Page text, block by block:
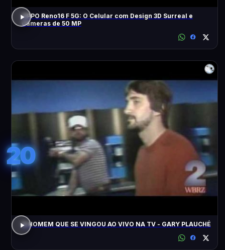
OPPO Reno16 F 5G: O Celular com Design 3D Surreal e
Câmeras de 50 MP
20
O HOMEM QUE SE VINGOU AO VIVO NA TV - GARY PLAUCHÉ